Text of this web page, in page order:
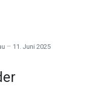
11. Juni 2025